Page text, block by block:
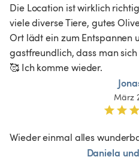
Die Location ist wirklich
viele diverse Tiere, gutes
Ort lädt ein zum Entspannen
gastfreundlich, dass man
🥰 Ich komme wieder.
März
Wieder einmal alles
Daniela